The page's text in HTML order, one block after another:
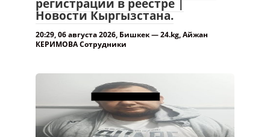
регистрации в реестре |
Новости Кыргызстана.
20:29, 06 августа 2026, Бишкек — 24.kg, Айжан
КЕРИМОВА Сотрудники